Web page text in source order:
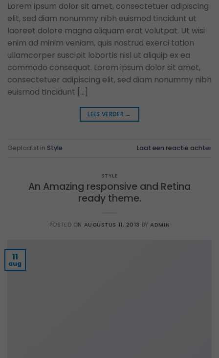
Lorem ipsum dolor sit amet, consectetuer adipiscing
elit, sed diam nonummy nibh euismod tincidunt ut
laoreet dolore magna aliquam erat volutpat. Ut wisi
enim ad minim veniam, quis nostrud exerci tation
ullamcorper suscipit lobortis nisl ut aliquip ex ea
commodo consequat. Lorem ipsum dolor sit amet,
consectetuer adipiscing elit, sed diam nonummy nibh
euismod tincidunt […]
LEES VERDER →
Geplaatst in Style Laat een reactie achter
STYLE
An Amazing responsive and Retina
ready theme.
POSTED ON AUGUSTUS 11, 2013 BYADMIN
11
aug